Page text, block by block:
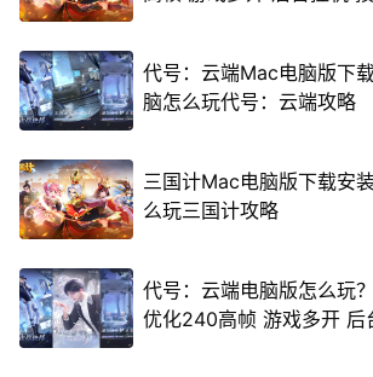
代号：云端Mac电脑版下
脑怎么玩代号：云端攻略
三国计Mac电脑版下载安
么玩三国计攻略
代号：云端电脑版怎么玩
优化240高帧 游戏多开 后